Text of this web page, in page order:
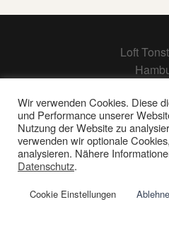
Loft
Impressum |
Wir verwenden Cookies. Diese
und Performance unserer
Nutzung der Website zu
verwenden wir optionale
analysieren. Nähere
Datenschutz.
Cookie Einstellungen